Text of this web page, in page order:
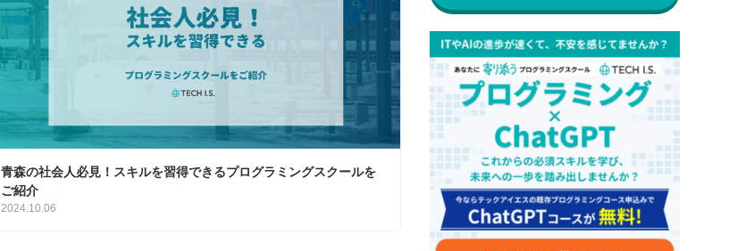
青森の社会人必見！スキルを習得できるプログラミングスクールを
ご紹介
2024.10.06